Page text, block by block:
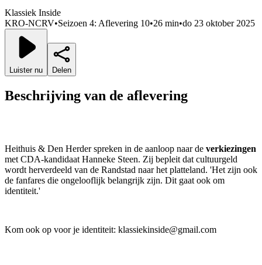
Klassiek Inside
KRO-NCRV•Seizoen 4: Aflevering 10•26 min•do 23 oktober 2025
Luister nu Delen
Beschrijving van de aflevering
Heithuis & Den Herder spreken in de aanloop naar de verkiezingen
met CDA-kandidaat Hanneke Steen. Zij bepleit dat cultuurgeld
wordt herverdeeld van de Randstad naar het platteland. 'Het zijn ook
de fanfares die ongelooflijk belangrijk zijn. Dit gaat ook om
identiteit.'
Kom ook op voor je identiteit: klassiekinside@gmail.com